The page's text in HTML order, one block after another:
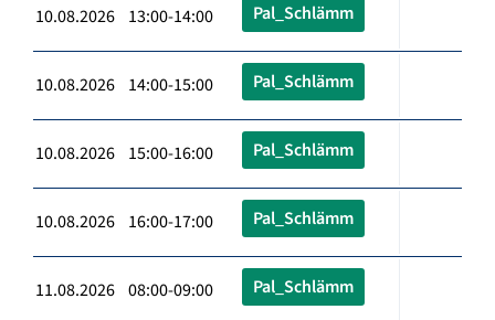
10.08.2026 13:00-14:00 Pal_Schlämm
10.08.2026 14:00-15:00 Pal_Schlämm
10.08.2026 15:00-16:00 Pal_Schlämm
10.08.2026 16:00-17:00 Pal_Schlämm
11.08.2026 08:00-09:00 Pal_Schlämm